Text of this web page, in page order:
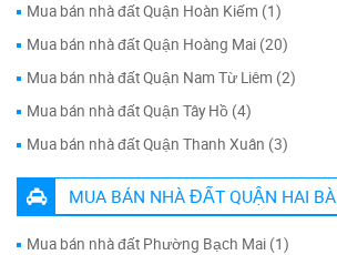
Mua bán nhà đất Quận Hoàn Kiếm (1)
Mua bán nhà đất Quận Hoàng Mai (20)
Mua bán nhà đất Quận Nam Từ Liêm (2)
Mua bán nhà đất Quận Tây Hồ (4)
Mua bán nhà đất Quận Thanh Xuân (3)
MUA BÁN NHÀ ĐẤT QUẬN HAI
Mua bán nhà đất Phường Bạch Mai (1)